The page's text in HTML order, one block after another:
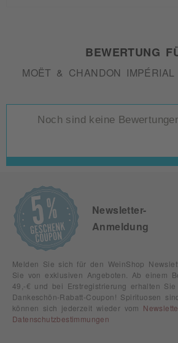
BEWERTUNG
MOËT & CHANDON IMPÉRIAL
Noch sind keine
Newsletter-
Anmeldung
Melden Sie sich für den WeinShop
Sie von exklusiven Angeboten. Ab einem
49,-€ und bei Erstregistrierung erhalten
Dankeschön-Rabatt-Coupon! Spirituosen
können sich jederzeit wieder vom
Datenschutzbestimmungen